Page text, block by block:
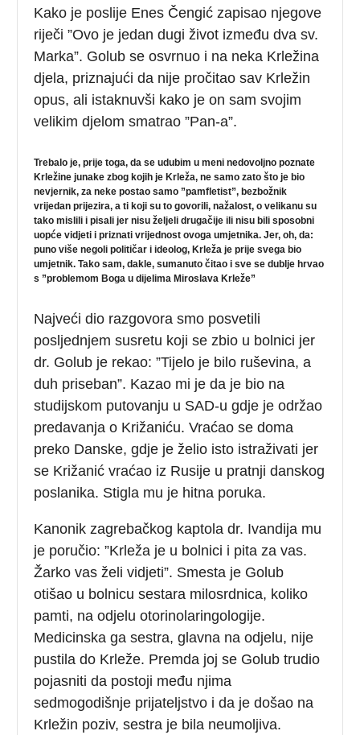
Kako je poslije Enes Čengić zapisao njegove
riječi ”Ovo je jedan dugi život između dva sv.
Marka”. Golub se osvrnuo i na neka Krležina
djela, priznajući da nije pročitao sav Krležin
opus, ali istaknuvši kako je on sam svojim
velikim djelom smatrao ”Pan-a”.
Trebalo je, prije toga, da se udubim u meni nedovoljno poznate
Krležine junake zbog kojih je Krleža, ne samo zato što je bio
nevjernik, za neke postao samo ”pamfletist”, bezbožnik
vrijedan prijezira, a ti koji su to govorili, nažalost, o velikanu su
tako mislili i pisali jer nisu željeli drugačije ili nisu bili sposobni
uopće vidjeti i priznati vrijednost ovoga umjetnika. Jer, oh, da:
puno više negoli političar i ideolog, Krleža je prije svega bio
umjetnik. Tako sam, dakle, sumanuto čitao i sve se dublje hrvao
s ”problemom Boga u dijelima Miroslava Krleže”
Najveći dio razgovora smo posvetili
posljednjem susretu koji se zbio u bolnici jer
dr. Golub je rekao: ”Tijelo je bilo ruševina, a
duh priseban”. Kazao mi je da je bio na
studijskom putovanju u SAD-u gdje je održao
predavanja o Križaniću. Vraćao se doma
preko Danske, gdje je želio isto istraživati jer
se Križanić vraćao iz Rusije u pratnji danskog
poslanika. Stigla mu je hitna poruka.
Kanonik zagrebačkog kaptola dr. Ivandija mu
je poručio: ”Krleža je u bolnici i pita za vas.
Žarko vas želi vidjeti”. Smesta je Golub
otišao u bolnicu sestara milosrdnica, koliko
pamti, na odjelu otorinolaringologije.
Medicinska ga sestra, glavna na odjelu, nije
pustila do Krleže. Premda joj se Golub trudio
pojasniti da postoji među njima
sedmogodišnje prijateljstvo i da je došao na
Krležin poziv, sestra je bila neumoljiva.